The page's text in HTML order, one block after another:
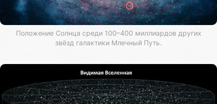
Положение Солнца среди 100–400 миллиардов других
звёзд галактики Млечный Путь.